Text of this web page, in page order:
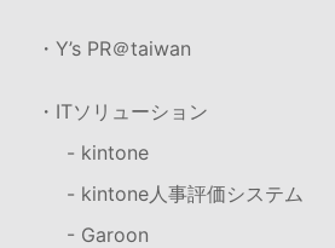
・Y’s PR＠taiwan
・ITソリューション
- kintone
- kintone人事評価システム
- Garoon